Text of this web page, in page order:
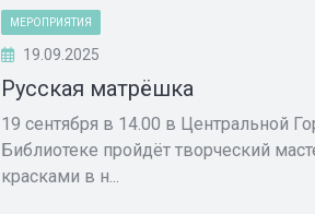
МЕРОПРИЯТИЯ
19.09.2025
Русская матрёшка
19 сентября в 14.00 в Центральной
Библиотеке пройдёт творческий
красками в н...